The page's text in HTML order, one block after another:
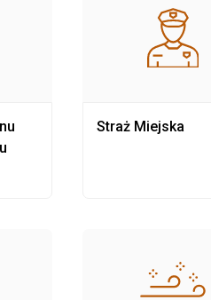
Straż Miejska